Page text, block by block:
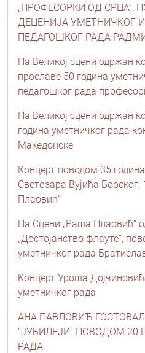
„ПРОФЕСОРКИ ОД СРЦА“,
ДЕЦЕНИЈА УМЕТНИЧКОГ
ПЕДАГОШКОГ РАДА
На Великој сцени одржан
прославе 50 година
педагошког рада
На Великој сцени одржан
година уметничког рада
Македонске
Концерт поводом 35
Светозара Вујића
Плаовић“
На Сцени „Раша Плаовић“
„Достојанство флауте“,
уметничког рада
Kонцерт Уроша
уметничког рада
АНА ПАВЛОВИЋ
"ЈУБИЛЕЈИ" ПОВОДОМ 20
РАДА